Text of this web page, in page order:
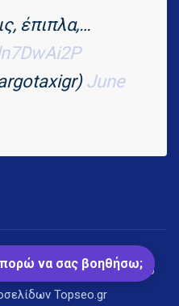
έπιπλα,…
June
Δημιουργία από
Topseo.gr
να σας βοηθήσω;